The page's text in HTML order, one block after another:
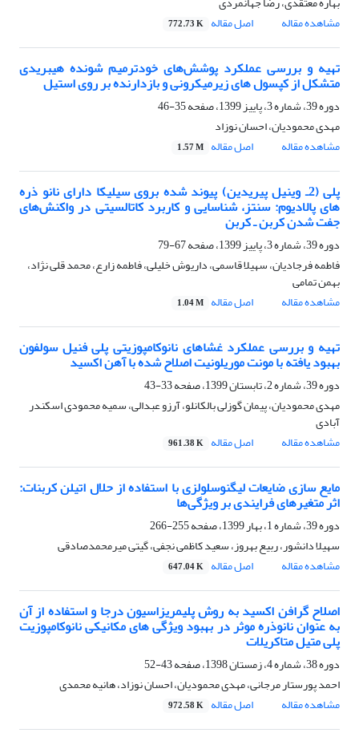
مشاهده مقاله
اصل مقاله 772.73 K
تهیه و بررسی عملکرد پوشش‌های خودترمیم شونده هیبریدی
متشکل از کپسول های زیرمیکرونی و بازدارنده بر روی استیل
دوره 39، شماره 3، پاییز 1399، صفحه
35-46
مهدی محمودیان، احسان نوزاد
مشاهده مقاله
اصل مقاله 1.57 M
پلی (2ـ وینیل پیریدین) پیوند شده بروی سیلیکا دارای نانو ذره
های پالادیوم: سنتز، شناسایی و کاربرد کاتالسیتی در واکنش‌های
جفت شدن کربن ـ کربن
دوره 39، شماره 3، پاییز 1399، صفحه
67-79
فاطمه فرجادیان، سهیلا قاسمی، داریوش خلیلی، فاطمه زارع، محمد قلی نژاد،
بهمن تمامی
مشاهده مقاله
اصل مقاله 1.04 M
تهیه و بررسی عملکرد غشاهای نانوکامپوزیتی پلی فنیل سولفون
بهبود یافته با مونت موریلونیت اصلاح شده با آهن اکسید
دوره 39، شماره 2، تابستان 1399، صفحه
33-43
مهدی محمودیان، پیمان گوزلی بالکانلو، آرزو عبدالی، سمیه محمودی اسکندر
آبادی
مشاهده مقاله
اصل مقاله 961.38 K
مایع سازی ضایعات لیگنوسلولزی با استفاده از حلال اتیلن کربنات:
اثر متغیرهای فرایندی بر ویژگی‌ها
دوره 39، شماره 1، بهار 1399، صفحه
255-266
سهیلا دانشور، ربیع بهروز، سعید کاظمی نجفی، گیتی میرمحمدصادقی
مشاهده مقاله
اصل مقاله 647.04 K
اصلاح گرافن اکسید به روش پلیمریزاسیون درجا و استفاده از آن
به عنوان نانوذره موثر در بهبود ویژگی های مکانیکی نانوکامپوزیت
پلی متیل متاکریلات
دوره 38، شماره 4، زمستان 1398، صفحه
43-52
احمد پورستار مرجانی، مهدی محمودیان، احسان نوزاد، هانیه محمدی
مشاهده مقاله
اصل مقاله 972.58 K